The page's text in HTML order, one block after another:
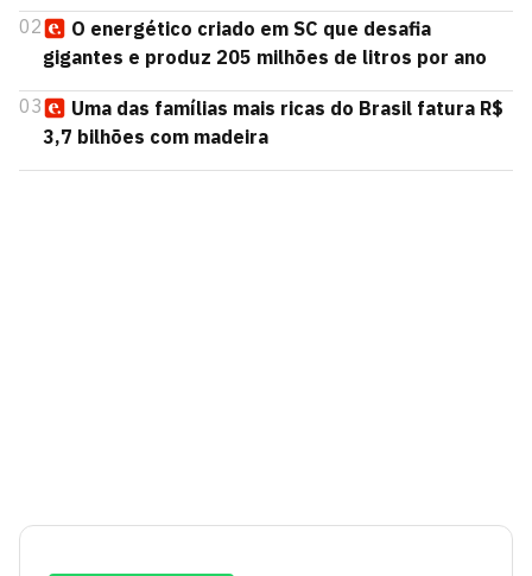
02
O energético criado em SC que desafia
gigantes e produz 205 milhões de litros por ano
03
Uma das famílias mais ricas do Brasil fatura R$
3,7 bilhões com madeira